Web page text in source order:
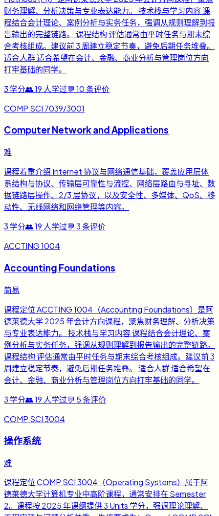
财务理解、分析决策与专业表达能力。 技术栈与学习内容 课
程结合会计理论、案例分析与实务任务，强调从规则理解到报
告输出的完整链路。 课程结构 评估通常由平时任务与期末综
合考核组成。建议前 3 周建立稳定节奏，避免后期任务堆叠。
适合人群 适合希望在会计、金融、商业分析与管理岗位方向
打牢基础的同学。
3 学分👥19 人学过💬 10条评价
COMP SCI 7039/3001
Computer Network and Applications
难
课程着重介绍 Internet 协议与网络通信基础，覆盖应用层体
系结构与协议、传输层可靠性与流控、网络层路由与寻址、数
据链路层操作、2/3 层协议，以及安全性、多媒体、QoS、移
动性、无线网络和网络管理等内容。
3 学分👥19 人学过💬 3条评价
ACCTING 1004
Accounting Foundations
简易
课程定位 ACCTING 1004（Accounting Foundations）是阿
德莱德大学 2025 年会计方向课程，聚焦财务理解、分析决策
与专业表达能力。 技术栈与学习内容 课程结合会计理论、案
例分析与实务任务，强调从规则理解到报告输出的完整链路。
课程结构 评估通常由平时任务与期末综合考核组成。建议前 3
周建立稳定节奏，避免后期任务堆叠。 适合人群 适合希望在
会计、金融、商业分析与管理岗位方向打牢基础的同学。
3 学分👥19 人学过💬 5条评价
COMP SCI 3004
操作系统
难
课程定位 COMP SCI 3004（Operating Systems）属于阿
德莱德大学计算机专业中高阶课程，通常安排在 Semester
2。课程按 2025 年课纲提供 3 Units 学分，强调理论理解、